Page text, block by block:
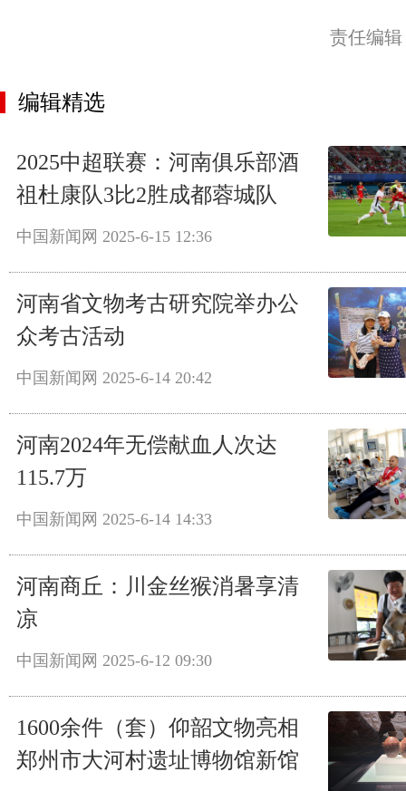
责任编
编辑精选
2025中超联赛：河南俱乐部酒
祖杜康队3比2胜成都蓉城队
中国新闻网 2025-6-15 12:36
河南省文物考古研究院举办公
众考古活动
中国新闻网 2025-6-14 20:42
河南2024年无偿献血人次达
115.7万
中国新闻网 2025-6-14 14:33
河南商丘：川金丝猴消暑享清
凉
中国新闻网 2025-6-12 09:30
1600余件（套）仰韶文物亮相
郑州市大河村遗址博物馆新馆